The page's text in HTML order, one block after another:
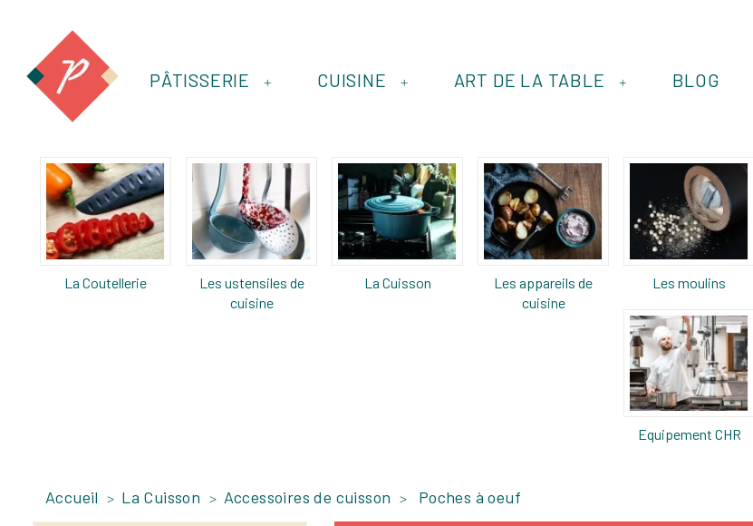
+
PÂTISSERIE +
CUISINE +
ART DE LA TABLE BLOG
La Coutellerie
Les ustensiles de
cuisine
La Cuisson
Les appareils de
cuisine
Les moulins
Equipement CHR
Accueil La Cuisson Accessoires de cuisson Poches à oeuf